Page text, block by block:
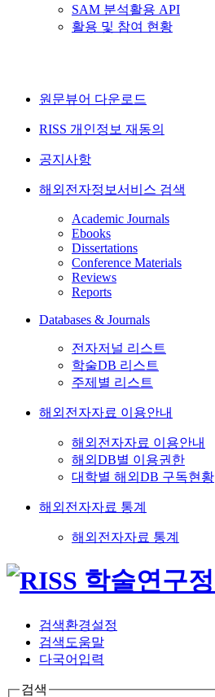
SAM 분석활용 API
활용 및 참여 현황
원문뷰어 다운로드
RISS 개인정보 재동의
공지사항
해외전자정보서비스 검색
Academic Journals
Ebooks
Dissertations
Conference Materials
Reviews
Reports
Databases & Journals
전자저널 리스트
학술DB 리스트
주제별 리스트
해외전자자료 이용안내
해외전자자료 이용안내
해외DB별 이용권한
대학별 해외DB 구독현황
해외전자자료 통계
해외전자자료 통계
검색환경설정
검색도움말
다국어입력
검색